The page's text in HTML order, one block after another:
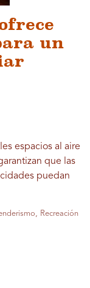
un
espacios al aire
que las
puedan
Recreación